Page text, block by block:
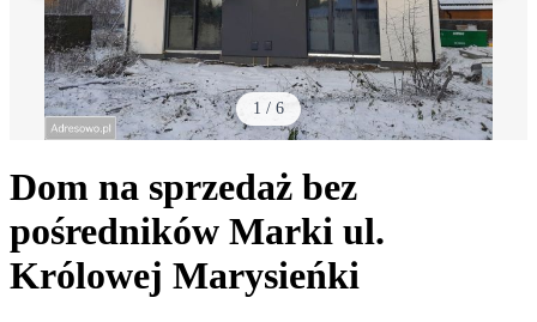
1 / 6
Dom na sprzedaż bez
pośredników Marki ul.
Królowej Marysieńki